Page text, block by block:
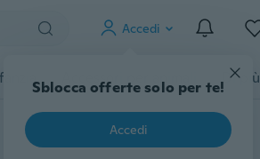
Accedi
Sblocca offerte solo per te!
Accedi
Accessori per animali Di più